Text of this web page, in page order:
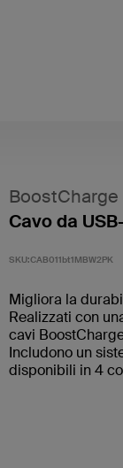
BoostCharge
Cavo da
SKU:CAB011bt1MBW2PK
Migliora la
Realizzati con
cavi
Includono un
disponibili in 4